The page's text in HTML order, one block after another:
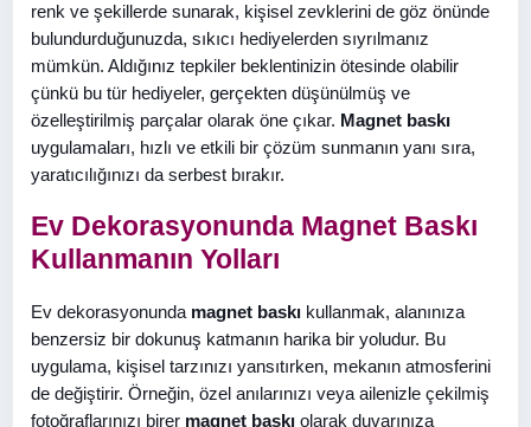
renk ve şekillerde sunarak, kişisel zevklerini de göz önünde
bulundurduğunuzda, sıkıcı hediyelerden sıyrılmanız
mümkün. Aldığınız tepkiler beklentinizin ötesinde olabilir
çünkü bu tür hediyeler, gerçekten düşünülmüş ve
özelleştirilmiş parçalar olarak öne çıkar. Magnet baskı
uygulamaları, hızlı ve etkili bir çözüm sunmanın yanı sıra,
yaratıcılığınızı da serbest bırakır.
Ev Dekorasyonunda Magnet Baskı
Kullanmanın Yolları
Ev dekorasyonundamagnet baskı kullanmak, alanınıza
benzersiz bir dokunuş katmanın harika bir yoludur. Bu
uygulama, kişisel tarzınızı yansıtırken, mekanın atmosferini
de değiştirir. Örneğin, özel anılarınızı veya ailenizle çekilmiş
fotoğraflarınızı birer magnet baskı olarak duvarınıza